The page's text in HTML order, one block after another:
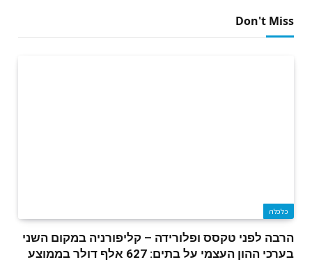
Don't Miss
כלכלה
הרבה לפני טקסס ופלורידה – קליפורניה במקום השני
בערכי ההון העצמי על בתים: 627 אלף דולר בממוצע